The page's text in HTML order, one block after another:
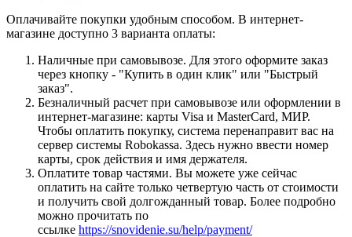
Оплачивайте покупки удобным способом. В интернет-
магазине доступно 3 варианта оплаты:
Наличные при самовывозе. Для этого оформите заказ
через кнопку - "Купить в один клик" или "Быстрый
заказ".
Безналичный расчет при самовывозе или оформлении в
интернет-магазине: карты Visa и MasterCard, МИР.
Чтобы оплатить покупку, система перенаправит вас на
сервер системы Robokassa. Здесь нужно ввести номер
карты, срок действия и имя держателя.
Оплатите товар частями. Вы можете уже сейчас
оплатить на сайте только четвертую часть от стоимости
и получить свой долгожданный товар. Более подробно
можно прочитать по
ссылке https://snovidenie.su/help/payment/